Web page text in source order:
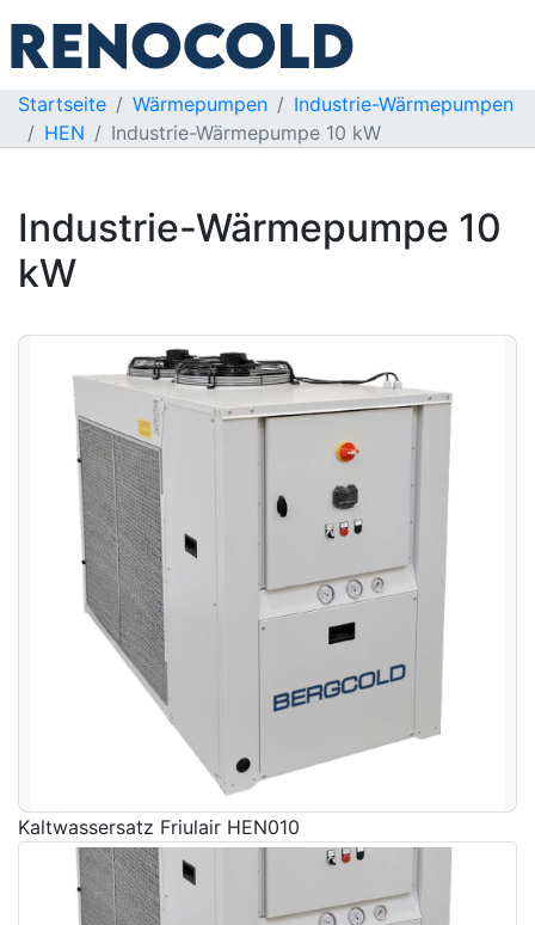
Startseite Wärmepumpen
Industrie-Wärmepumpen
HEN
Industrie-Wärmepumpe 10 kW
Industrie-Wärmepumpe 10
kW
Kaltwassersatz Friulair HEN010